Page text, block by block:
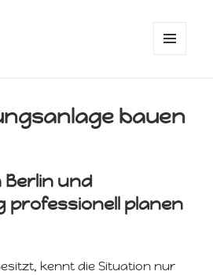
bauen
Berlin und
professionell planen
kennt die Situation nur